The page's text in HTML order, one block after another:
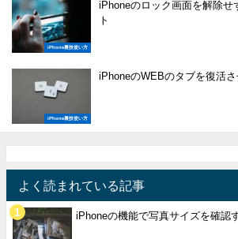
iPhone裏技使い方
iPhoneのロック画面を解除せ
ト
iPhone裏技使い方
iPhoneのWEBのタブを復活
よく読まれている記事
iPhoneの機能で写真サイズを確認